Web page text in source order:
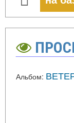
Альбом: